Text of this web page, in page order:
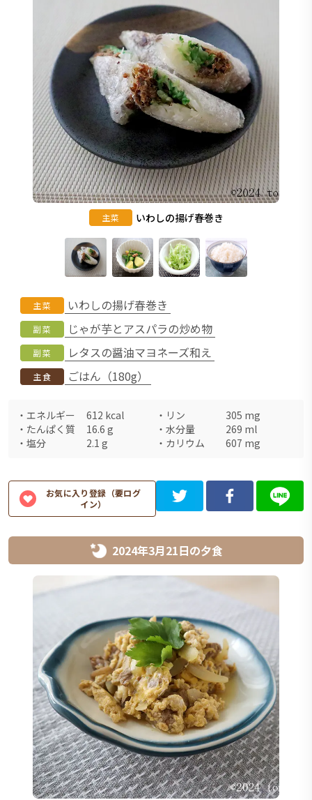
主菜 いわしの揚げ春巻き
主菜 いわしの揚げ春巻き
副菜 じゃが芋とアスパラの炒め物
副菜 レタスの醤油マヨネーズ和え
主食 ごはん（180g）
・ エネルギー 612 kcal ・ リン 305 mg
・ たんぱく質 16.6 g ・ 水分量 269 ml
・ 塩分 2.1 g ・ カリウム 607 mg
お気に入り登録（要ログ
イン）
2024年3月21日の夕食